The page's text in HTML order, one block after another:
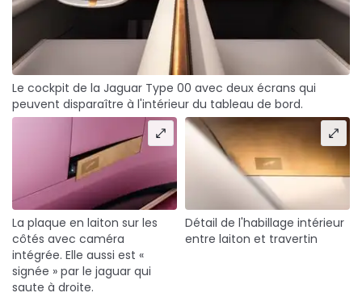
Le cockpit de la Jaguar Type 00 avec deux écrans qui
peuvent disparaître à l'intérieur du tableau de bord.
La plaque en laiton sur les
côtés avec caméra
intégrée. Elle aussi est «
signée » par le jaguar qui
saute à droite.
Détail de l'habillage intérieur
entre laiton et travertin